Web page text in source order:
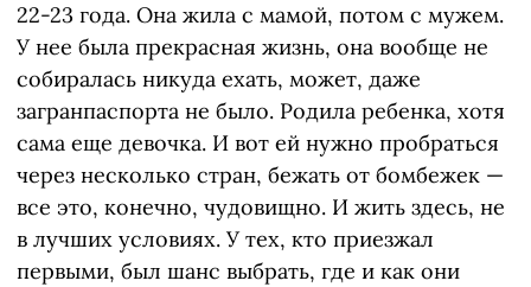
22-23 года. Она жила с мамой, потом с мужем.
У нее была прекрасная жизнь, она вообще не
собиралась никуда ехать, может, даже
загранпаспорта не было. Родила ребенка, хотя
сама еще девочка. И вот ей нужно пробраться
через несколько стран, бежать от бомбежек —
все это, конечно, чудовищно. И жить здесь, не
в лучших условиях. У тех, кто приезжал
первыми, был шанс выбрать, где и как они